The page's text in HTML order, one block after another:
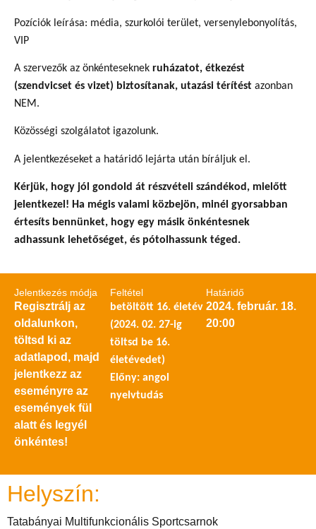
Pozíciók leírása: média, szurkolói terület, versenylebonyolítás,
VIP
A szervezők az önkénteseknek ruházatot, étkezést
(szendvicset és vizet) biztosítanak, utazási térítést azonban
NEM.
Közösségi szolgálatot igazolunk.
A jelentkezéseket a határidő lejárta után bíráljuk el.
Kérjük, hogy jól gondold át részvételi szándékod, mielőtt
jelentkezel! Ha mégis valami közbejön, minél gyorsabban
értesíts bennünket, hogy egy másik önkéntesnek
adhassunk lehetőséget, és pótolhassunk téged.
Jelentkezés módja
Regisztrálj az
oldalunkon,
töltsd ki az
adatlapod, majd
jelentkezz az
eseményre az
események fül
alatt és legyél
önkéntes!
Feltétel
betöltött 16. életév
(2024. 02. 27-ig
töltsd be 16.
életévedet)
Előny: angol
nyelvtudás
Határidő
2024. február. 18.
20:00
Helyszín:
Tatabányai Multifunkcionális Sportcsarnok